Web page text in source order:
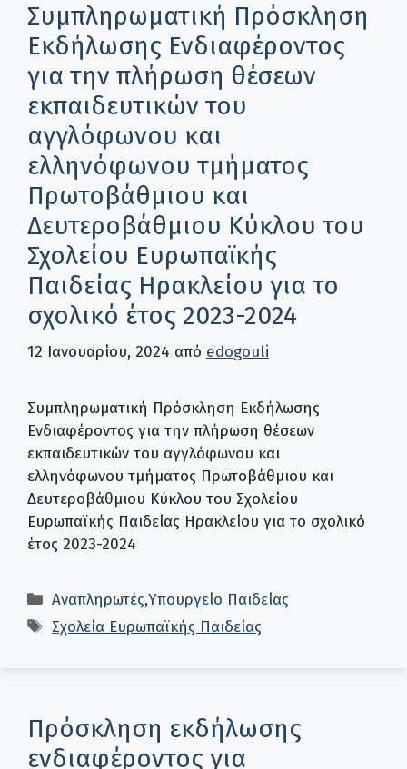
Συμπληρωματική Πρόσκληση
Εκδήλωσης Ενδιαφέροντος
για την πλήρωση θέσεων
εκπαιδευτικών του
αγγλόφωνου και
ελληνόφωνου τμήματος
Πρωτοβάθμιου και
Δευτεροβάθμιου Κύκλου του
Σχολείου Ευρωπαϊκής
Παιδείας Ηρακλείου για το
σχολικό έτος 2023-2024
12 Ιανουαρίου, 2024 από edogouli
Συμπληρωματική Πρόσκληση Εκδήλωσης
Ενδιαφέροντος για την πλήρωση θέσεων
εκπαιδευτικών του αγγλόφωνου και
ελληνόφωνου τμήματος Πρωτοβάθμιου και
Δευτεροβάθμιου Κύκλου του Σχολείου
Ευρωπαϊκής Παιδείας Ηρακλείου για το σχολικό
έτος 2023-2024
Κατηγορίες
Αναπληρωτές,Υπουργείο Παιδείας
Ετικέτες
Σχολεία Ευρωπαϊκής Παιδείας
Πρόσκληση εκδήλωσης
ενδιαφέροντος για